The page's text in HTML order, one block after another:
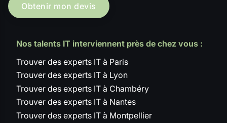
Obtenir mon devis
Nos talents IT interviennent près de chez vous :
Trouver des experts IT à Paris
Trouver des experts IT à Lyon
Trouver des experts IT à Chambéry
Trouver des experts IT à Nantes
Trouver des experts IT à Montpellier